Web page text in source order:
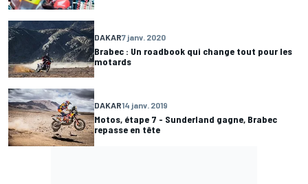
DAKAR7 janv. 2020
Brabec : Un roadbook qui change tout pour les
motards
DAKAR14 janv. 2019
Motos, étape 7 - Sunderland gagne, Brabec
repasse en tête